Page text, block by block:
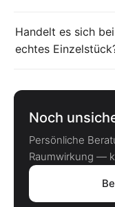
Handelt es sich
echtes
Noch
Persönliche
Raumwirkung —